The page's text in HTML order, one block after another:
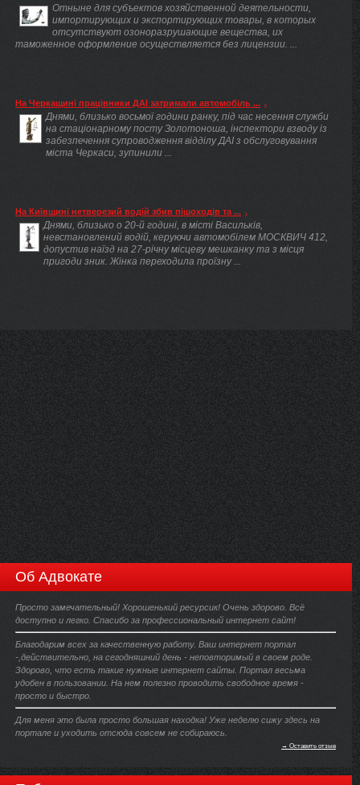
Отныне для субъектов хозяйственной деятельности,
импортирующих и экспортирующих товары, в которых
отсутствуют озоноразрушающие вещества, их
таможенное оформление осуществляется без лицензии. ...
На Черкащині працівники ДАІ затримали автомобіль ...
Днями, близько восьмої години ранку, під час несення служби
на стаціонарному посту Золотоноша, інспектори взводу із
забезпечення супроводження відділу ДАІ з обслуговування
міста Черкаси, зупинили ...
На Київщині нетверезий водій збив пішоходів та ...
Днями, близько о 20-й годині, в місті Васильків,
невстановлений водій, керуючи автомобілем МОСКВИЧ 412,
допустив наїзд на 27-річну місцеву мешканку та з місця
пригоди зник. Жінка переходила проїзну ...
Об Адвокате
Просто замечательный! Хорошенький ресурсик! Очень здорово. Всё
доступно и легко. Спасибо за профессиональный интернет сайт!
Благодарим всех за качественную работу. Ваш интернет портал
-,действительно, на сегодняшний день - неповторимый в своем роде.
Здорово, что есть такие нужные интернет сайты. Портал весьма
удобен в пользовании. На нем полезно проводить свободное время -
просто и быстро.
Для меня это была просто большая находка! Уже неделю сижу здесь на
портале и уходить отсюда совсем не собираюсь.
→ Оставить отзыв